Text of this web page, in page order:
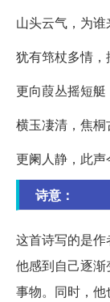
山头云气，为谁
犹有筇杖多情，
更向葭丛摇短艇
横玉凄清，焦桐
更阑人静，此声
诗意：
这首诗写的是作
他感到自己逐
事物。同时，他